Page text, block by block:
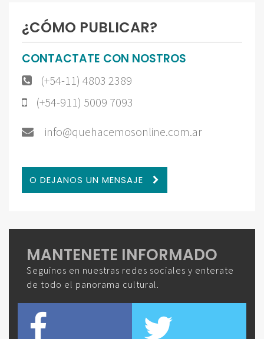
¿CÓMO PUBLICAR?
CONTACTATE CON NOSTROS
(+54-11) 4803 2389
(+54-911) 5009 7093
info@quehacemosonline.com.ar
O DEJANOS UN MENSAJE
MANTENETE INFORMADO
Seguinos en nuestras redes sociales y enterate
de todo el panorama cultural.